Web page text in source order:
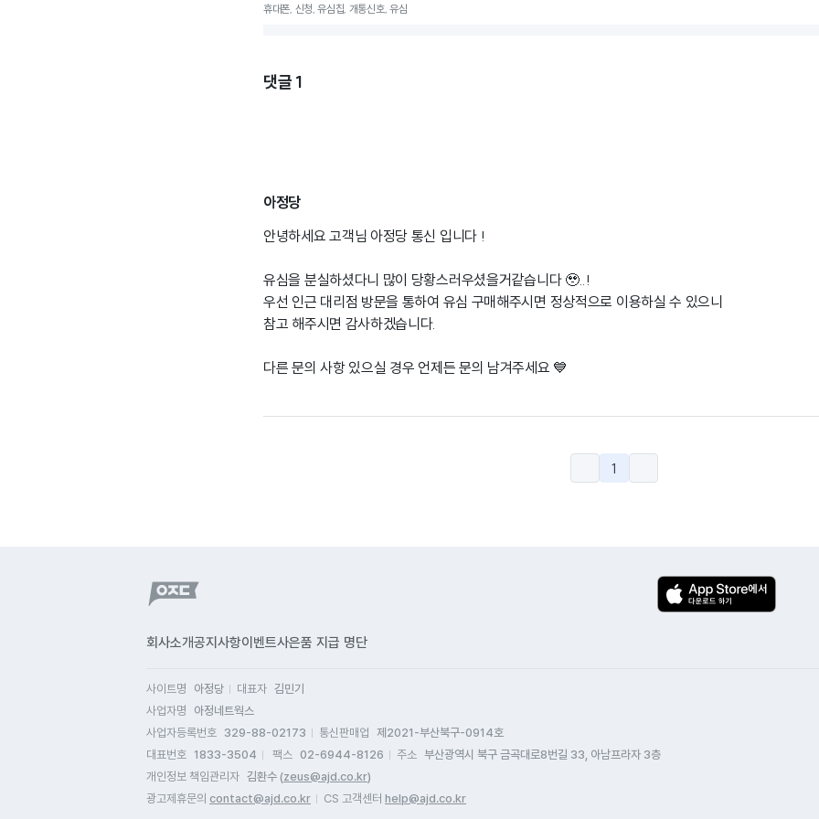
휴대폰, 신청, 유심칩, 개통신호, 유심
댓글 1
아정당
안녕하세요 고객님 아정당 통신 입니다 !
유심을 분실하셨다니 많이 당황스러우셨을거같습니다 🥹..!
우선 인근 대리점 방문을 통하여 유심 구매해주시면 정상적으로 이용하실 수 있으니
참고 해주시면 감사하겠습니다.
다른 문의 사항 있으실 경우 언제든 문의 남겨주세요 💙
1
회사소개공지사항이벤트사은품 지급 명단
사이트명 아정당 대표자 김민기
사업자명
아정네트웍스
사업자등록번호 329-88-02173 통신판매업
제2021-부산북구-0914호
대표번호 1833-3504 팩스 02-6944-8126 주소 부산광역시 북구 금곡대로8번길 33, 아남프라자 3층
개인정보 책임관리자 김환수 (zeus@ajd.co.kr)
광고제휴문의 contact@ajd.co.kr CS 고객센터 help@ajd.co.kr